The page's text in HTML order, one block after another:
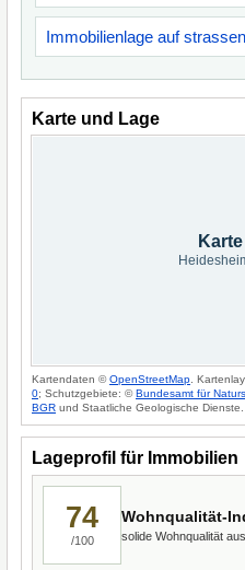
Immobilienlage auf
Karte und Lage
Kartendaten ©OpenStreetMap .
0; Schutzgebiete: ©Bundesamt für
BGR und Staatliche Geologische Dienste.
Lageprofil für Immobilien
74
/100
Wohnqualität-
solide Wohnqualität